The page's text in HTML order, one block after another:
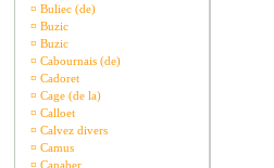
¤ Buliec (de)
¤ Buzic
¤ Buzic
¤ Cabournais (de)
¤ Cadoret
¤ Cage (de la)
¤ Calloet
¤ Calvez divers
¤ Camus
¤ Canaber